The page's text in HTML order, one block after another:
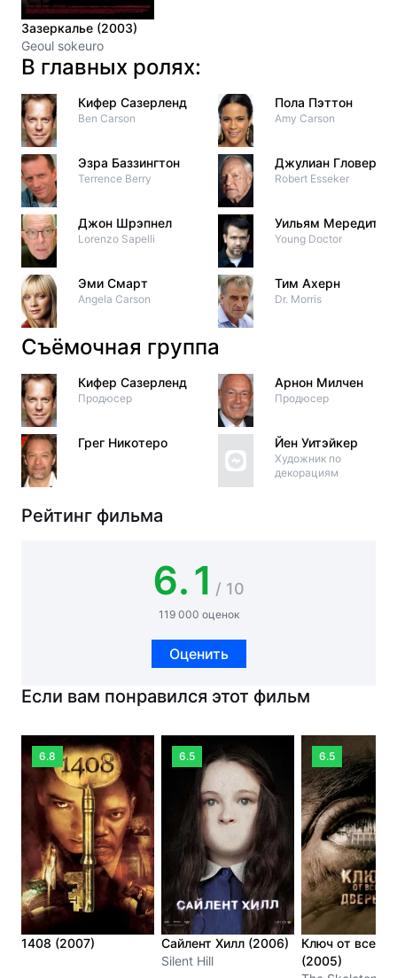
Зазеркалье (2003)
Geoul sokeuro
В главных ролях:
Кифер Сазерленд
Ben Carson
Эзра Баззингтон
Terrence Berry
Джон Шрэпнел
Lorenzo Sapelli
Эми Смарт
Angela Carson
Пола Пэттон
Amy Carson
Джулиан Гловер
Robert Esseker
Уильям Мередит
Young Doctor
Тим Ахерн
Dr. Morris
Съёмочная группа
Кифер Сазерленд
Продюсер
Грег Никотеро
Арнон Милчен
Продюсер
Йен Уитэйкер
Художник по
декорациям
Рейтинг фильма
6.1 / 10
119 000 оценок
Оценить
Если вам понравился этот фильм
6.8
1408 (2007)
6.5
Сайлент Хилл (2006)
Silent Hill
6.5
Ключ от всех
(2005)